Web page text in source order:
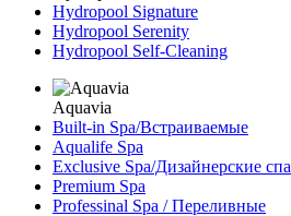
Hydropool Signature
Hydropool Serenity
Hydropool Self-Сleaning
Aquavia
Built-in Spa/Встраиваемые
Aqualife Spa
Exclusive Spa/Дизайнерские спа
Premium Spa
Professinal Spa / Переливные